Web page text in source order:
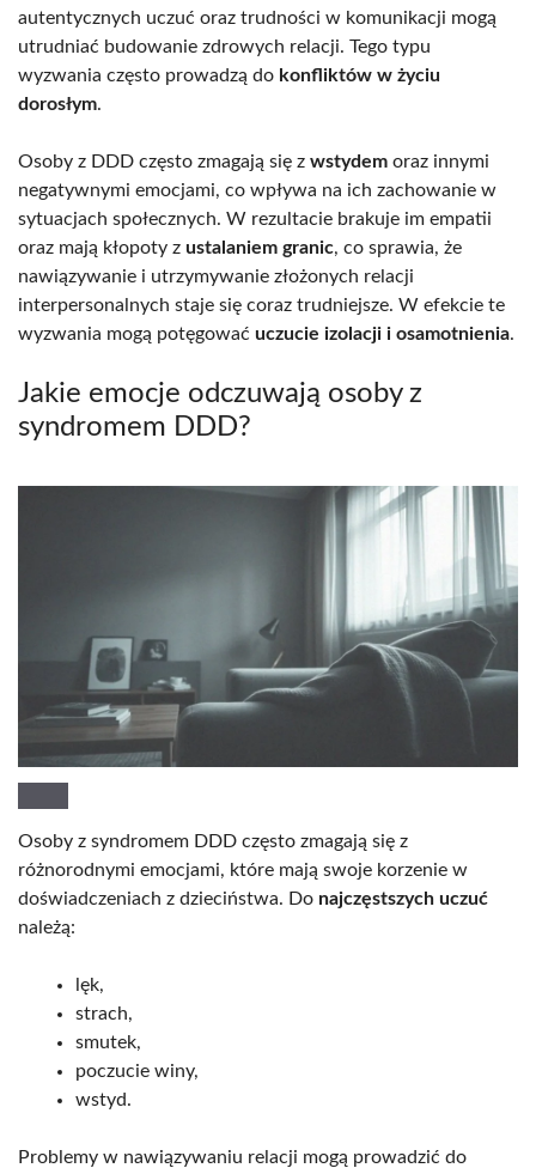
autentycznych uczuć oraz trudności w komunikacji mogą
utrudniać budowanie zdrowych relacji. Tego typu
wyzwania często prowadzą do konfliktów w życiu
dorosłym.
Osoby z DDD często zmagają się z wstydem oraz innymi
negatywnymi emocjami, co wpływa na ich zachowanie w
sytuacjach społecznych. W rezultacie brakuje im empatii
oraz mają kłopoty z ustalaniem granic, co sprawia, że
nawiązywanie i utrzymywanie złożonych relacji
interpersonalnych staje się coraz trudniejsze. W efekcie te
wyzwania mogą potęgować uczucie izolacji i osamotnienia.
Jakie emocje odczuwają osoby z
syndromem DDD?
Osoby z syndromem DDD często zmagają się z
różnorodnymi emocjami, które mają swoje korzenie w
doświadczeniach z dzieciństwa. Do najczęstszych uczuć
należą:
lęk,
strach,
smutek,
poczucie winy,
wstyd.
Problemy w nawiązywaniu relacji mogą prowadzić do